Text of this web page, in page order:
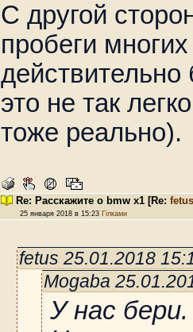
С другой
пробеги
это не так
тоже реально).
Re: Расскажите о bmw x1 [Re: fetus
25 января 2018 в 15:23 Гілками
fetus 25.01.2018
Mogaba
У нас бери.